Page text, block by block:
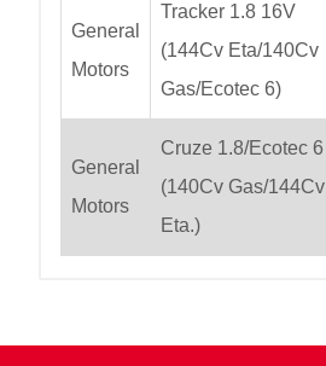
General
Motors
Tracker 1.8 16V
(144Cv Eta/140Cv
Gas/Ecotec 6)
General
Motors
Cruze 1.8/Ecotec 6
(140Cv Gas/144Cv
Eta.)